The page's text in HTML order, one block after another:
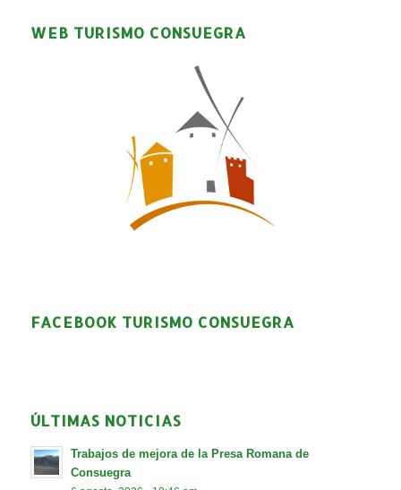
WEB TURISMO CONSUEGRA
FACEBOOK TURISMO CONSUEGRA
ÚLTIMAS NOTICIAS
Trabajos de mejora de la Presa Romana de
Consuegra